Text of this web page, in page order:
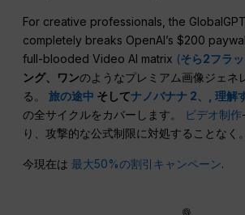
For creative professionals, the
completely breaks OpenAI’s $200
full-blooded Video AI matrix (そら2フラ
ング、ワンのようなプレミアム画像ジェネ
る。旅の途中 そしてナノバナナ 2、,理解
の全サイクルをカバーします。 ビデオ制作
り、攻撃的な公式制限に対処することなく
今現在は最大50%の割引キャンペーン.